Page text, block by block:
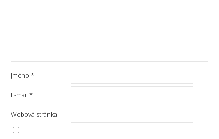
Jméno*
E-mail*
Webová stránka